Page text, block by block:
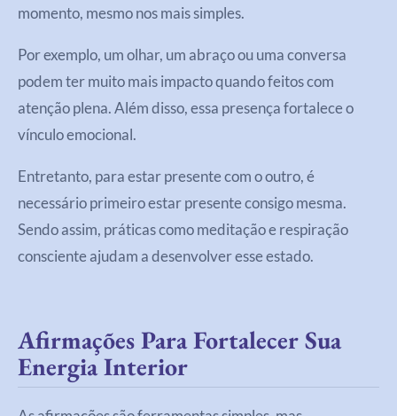
momento, mesmo nos mais simples.
Por exemplo, um olhar, um abraço ou uma conversa
podem ter muito mais impacto quando feitos com
atenção plena. Além disso, essa presença fortalece o
vínculo emocional.
Entretanto, para estar presente com o outro, é
necessário primeiro estar presente consigo mesma.
Sendo assim, práticas como meditação e respiração
consciente ajudam a desenvolver esse estado.
Afirmações Para Fortalecer Sua
Energia Interior